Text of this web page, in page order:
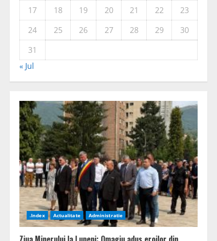
17
18 19 20 21 22
23
24
25 26 27 28 29
30
31
« Jul
.Index Actualitate Administratie